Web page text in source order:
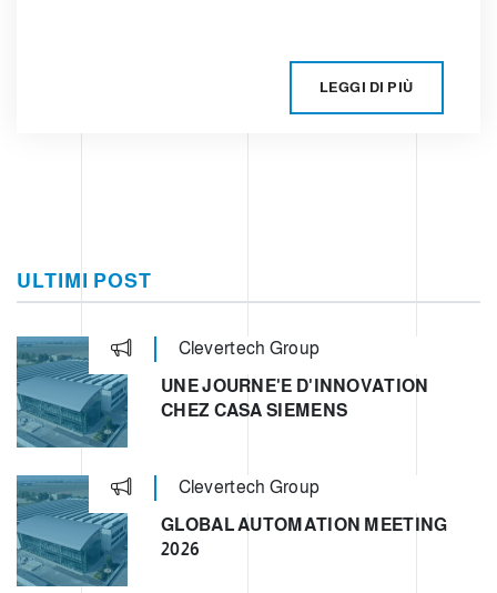
LEGGI DI PIÙ
ULTIMI POST
Clevertech Group
UNE JOURNE'E D'INNOVATION
CHEZ CASA SIEMENS
Clevertech Group
GLOBAL AUTOMATION MEETING
2026